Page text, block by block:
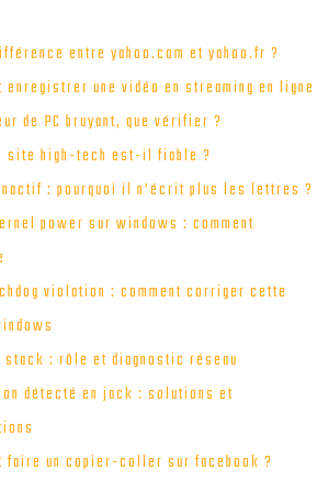
entre yahoo.com et yahoo.fr ?
enregistrer une vidéo en streaming en ligne
de PC bruyant, que vérifier ?
site high-tech est-il fiable ?
: pourquoi il n’écrit plus les lettres ?
power sur windows : comment
violation : comment corriger cette
stack : rôle et diagnostic réseau
détecté en jack : solutions et
faire un copier-coller sur facebook ?